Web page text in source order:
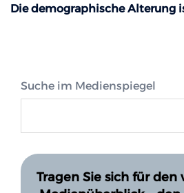
Die demographische Alterung
Suche im Medienspiegel
Tragen Sie sich für